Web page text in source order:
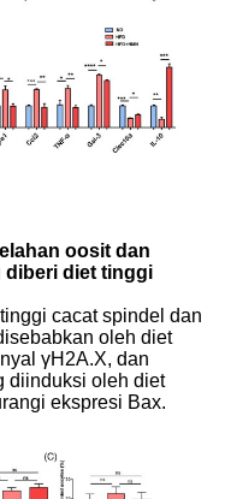
oosit dan
diberi diet tinggi
cacat spindel dan
oleh diet
γH2A.X, dan
diinduksi oleh diet
ekspresi Bax.